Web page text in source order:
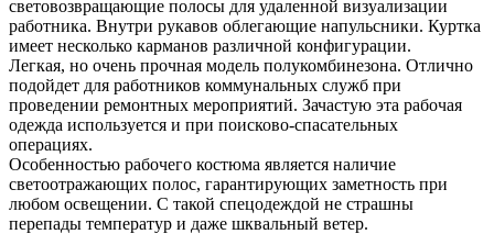
световозвращающие полосы для удаленной визуализации
работника. Внутри рукавов облегающие напульсники. Куртка
имеет несколько карманов различной конфигурации.
Легкая, но очень прочная модель полукомбинезона. Отлично
подойдет для работников коммунальных служб при
проведении ремонтных мероприятий. Зачастую эта рабочая
одежда используется и при поисково-спасательных
операциях.
Особенностью рабочего костюма является наличие
светоотражающих полос, гарантирующих заметность при
любом освещении. С такой спецодеждой не страшны
перепады температур и даже шквальный ветер.